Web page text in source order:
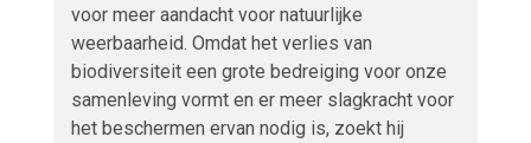
voor meer aandacht voor natuurlijke
weerbaarheid. Omdat het verlies van
biodiversiteit een grote bedreiging voor onze
samenleving vormt en er meer slagkracht voor
het beschermen ervan nodig is, zoekt hij